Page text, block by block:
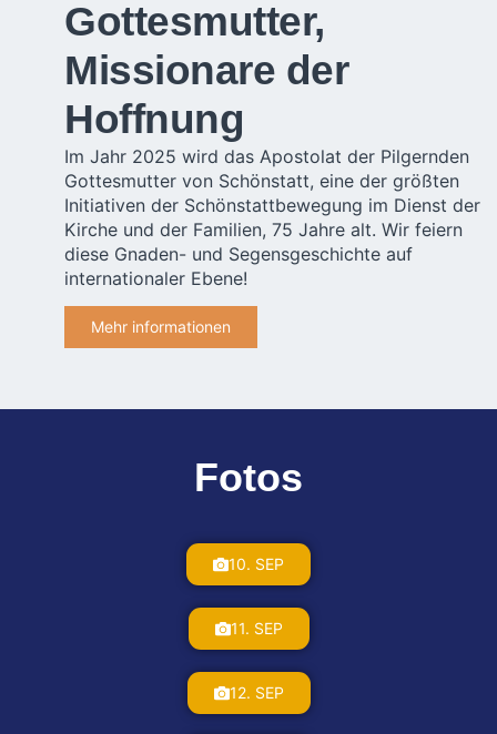
Gottesmutter,
Missionare der
Hoffnung
Im Jahr 2025 wird das Apostolat der Pilgernden
Gottesmutter von Schönstatt, eine der größten
Initiativen der Schönstattbewegung im Dienst der
Kirche und der Familien, 75 Jahre alt. Wir feiern
diese Gnaden- und Segensgeschichte auf
internationaler Ebene!
Mehr informationen
Fotos
10. SEP
11. SEP
12. SEP